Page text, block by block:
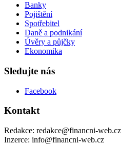
Banky
Pojištění
Spotřebitel
Daně a podnikání
Úvěry a půjčky
Ekonomika
Sledujte nás
Facebook
Kontakt
Redakce: redakce@financni-web.cz
Inzerce: info@financni-web.cz